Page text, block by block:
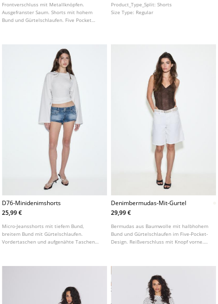
Frontverschluss mit Metallknöpfen.
Ausgefranster Saum. Shorts mit hohem
Bund und Gürtelschlaufen. Five Pocket
Product_Type_Split:Shorts
Size Type: Regular
D76-Minidenimshorts
25,99 €
Micro-Jeansshorts mit tiefem Bund,
breitem Bund mit Gürtelschlaufen.
Vordertaschen und aufgenähte Taschen
doppelten Metallknöpfen. In
Denimbermudas-Mit-Gurtel
29,99 €
Bermudas aus Baumwolle mit halbhohem
Bund und Gürtelschlaufen im Five-Pocket-
Design. Reißverschluss mit Knopf vorne.